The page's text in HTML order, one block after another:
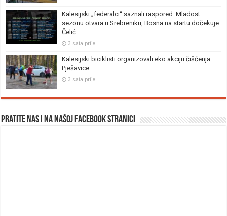
Kalesijski „federalci“ saznali raspored: Mladost
sezonu otvara u Srebreniku, Bosna na startu dočekuje
Čelić
3 sata prije
Kalesijski biciklisti organizovali eko akciju čišćenja
Pješavice
3 sata prije
Pratite nas i na našoj facebook stranici